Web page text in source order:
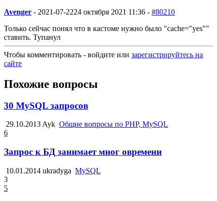
Avenger - 2021-07-2224 октября 2021 11:36 - #80210
Только сейчас понял что в кастоме нужно было "cache="yes""
ставить. Тупанул
Чтобы комментировать - войдите или зарегистрируйтесь на
сайте
Похожие вопросы
30 MySQL запросов
29.10.2013 Ayk Общие вопросы по PHP, MySQL
6
Запрос к БД занимает мног овремени
10.01.2014 ukradyga MySQL
3
5